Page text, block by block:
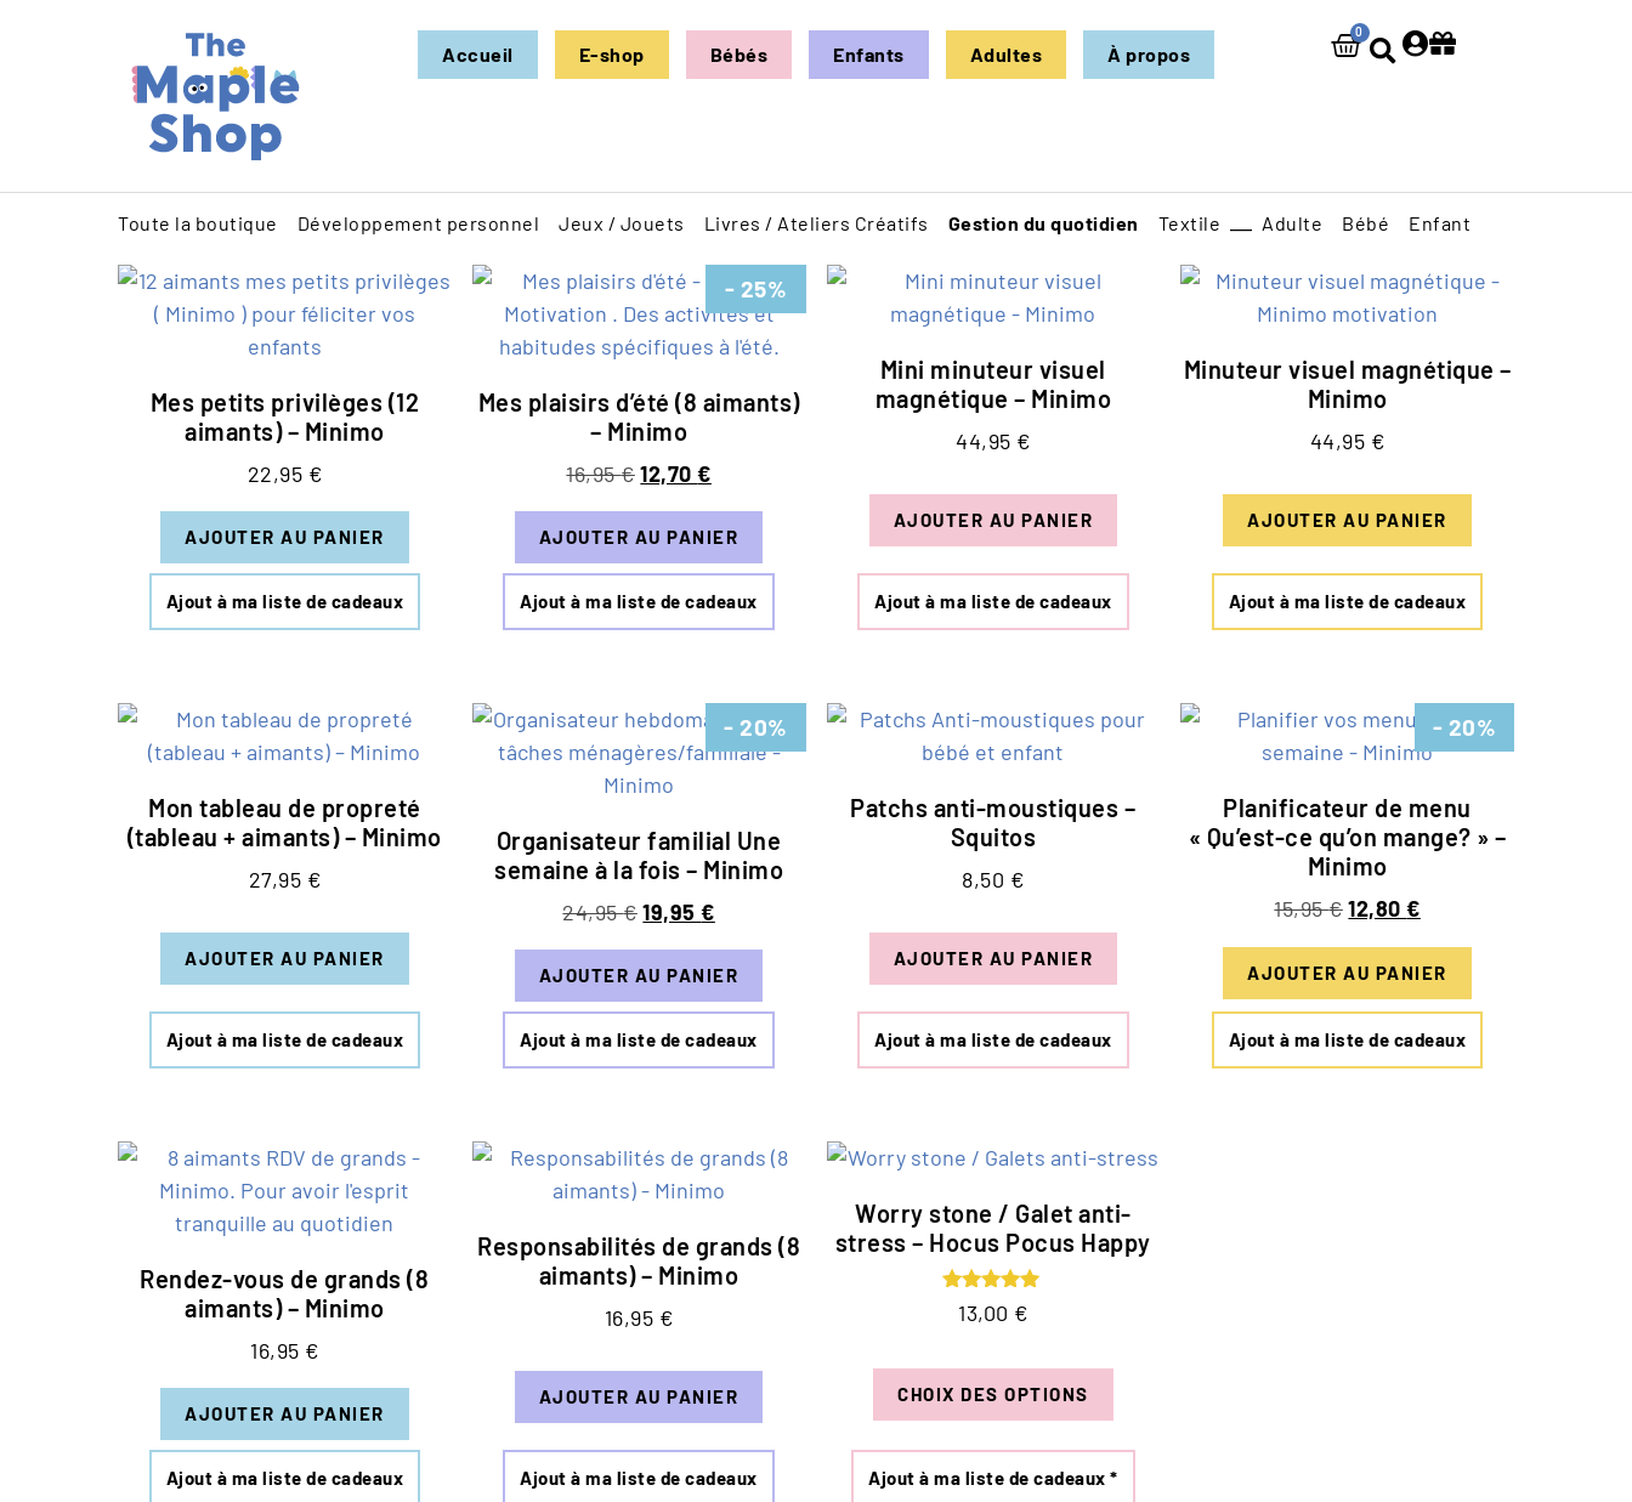
Accueil E-shop Bébés Enfants Adultes À propos
0
Toute la boutique Développement personnel Jeux / Jouets Livres / Ateliers Créatifs Gestion du quotidien Textile Adulte Bébé Enfant
Mes petits privilèges (12
aimants) – Minimo
22,95 €
AJOUTER AU PANIER
Ajout à ma liste de cadeaux
- 25%
Mes plaisirs d’été (8 aimants)
– Minimo
16,95€ 12,70€
AJOUTER AU PANIER
Ajout à ma liste de cadeaux
Mini minuteur visuel
magnétique – Minimo
44,95 €
AJOUTER AU PANIER
Ajout à ma liste de cadeaux
Minuteur visuel magnétique –
Minimo
44,95 €
AJOUTER AU PANIER
Ajout à ma liste de cadeaux
Mon tableau de propreté
(tableau + aimants) – Minimo
27,95 €
AJOUTER AU PANIER
Ajout à ma liste de cadeaux
- 20%
Organisateur familial Une
semaine à la fois – Minimo
24,95€ 19,95€
AJOUTER AU PANIER
Ajout à ma liste de cadeaux
Patchs anti-moustiques –
Squitos
8,50 €
AJOUTER AU PANIER
Ajout à ma liste de cadeaux
- 20%
Planificateur de menu
« Qu’est-ce qu’on mange? » –
Minimo
15,95€ 12,80€
AJOUTER AU PANIER
Ajout à ma liste de cadeaux
Rendez-vous de grands (8
aimants) – Minimo
16,95 €
AJOUTER AU PANIER
Ajout à ma liste de cadeaux
Responsabilités de grands (8
aimants) – Minimo
16,95 €
AJOUTER AU PANIER
Ajout à ma liste de cadeaux
Worry stone / Galet anti-
stress – Hocus Pocus Happy
Note
5.00
13,00 €
CHOIX DES OPTIONS
Ajout à ma liste de cadeaux *